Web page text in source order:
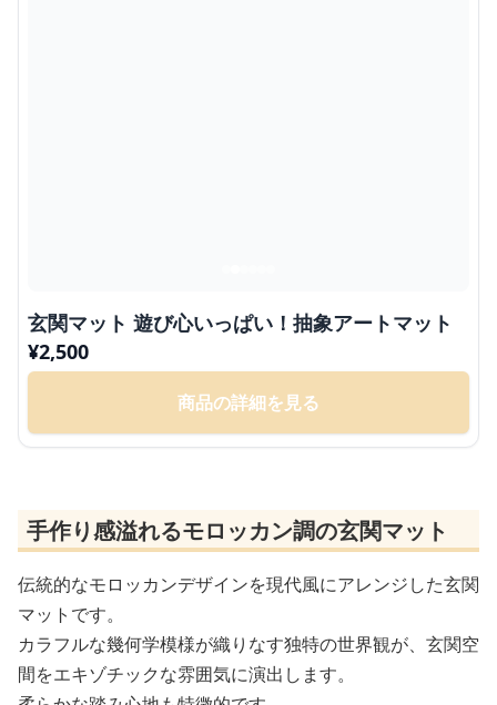
玄関マット 遊び心いっぱい！抽象アートマット
¥2,500
商品の詳細を見る
手作り感溢れるモロッカン調の玄関マット
伝統的なモロッカンデザインを現代風にアレンジした玄関
マットです。
カラフルな幾何学模様が織りなす独特の世界観が、玄関空
間をエキゾチックな雰囲気に演出します。